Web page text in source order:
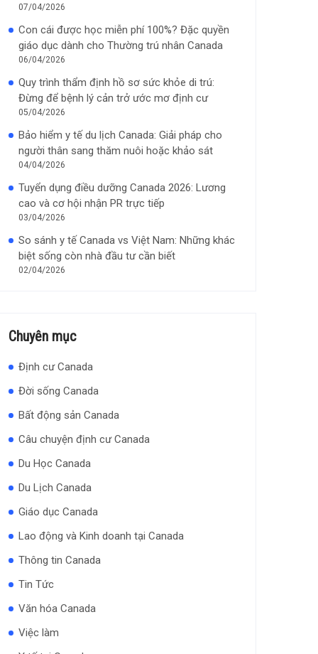
07/04/2026
Con cái được học miễn phí 100%? Đặc quyền
giáo dục dành cho Thường trú nhân Canada
06/04/2026
Quy trình thẩm định hồ sơ sức khỏe di trú:
Đừng để bệnh lý cản trở ước mơ định cư
05/04/2026
Bảo hiểm y tế du lịch Canada: Giải pháp cho
người thân sang thăm nuôi hoặc khảo sát
04/04/2026
Tuyển dụng điều dưỡng Canada 2026: Lương
cao và cơ hội nhận PR trực tiếp
03/04/2026
So sánh y tế Canada vs Việt Nam: Những khác
biệt sống còn nhà đầu tư cần biết
02/04/2026
Chuyên mục
Định cư Canada
Đời sống Canada
Bất động sản Canada
Câu chuyện định cư Canada
Du Học Canada
Du Lịch Canada
Giáo dục Canada
Lao động và Kinh doanh tại Canada
Thông tin Canada
Tin Tức
Văn hóa Canada
Việc làm